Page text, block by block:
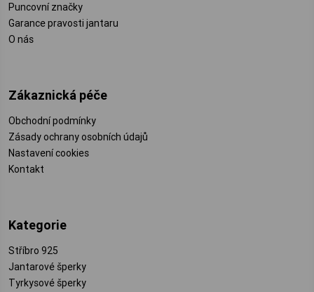
Puncovní značky
Garance pravosti jantaru
O nás
Zákaznická péče
Obchodní podmínky
Zásady ochrany osobních údajů
Nastavení cookies
Kontakt
Kategorie
Stříbro 925
Jantarové šperky
Tyrkysové šperky